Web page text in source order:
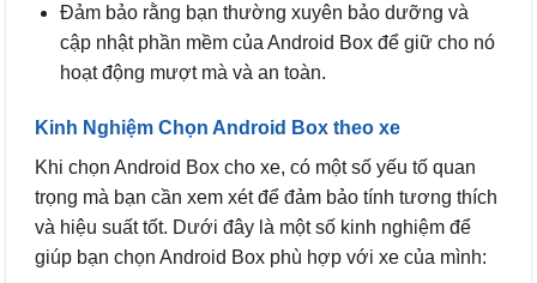
Đảm bảo rằng bạn thường xuyên bảo dưỡng và
cập nhật phần mềm của Android Box để giữ cho nó
hoạt động mượt mà và an toàn.
Kinh Nghiệm Chọn Android Box theo xe
Khi chọn Android Box cho xe, có một số yếu tố quan
trọng mà bạn cần xem xét để đảm bảo tính tương thích
và hiệu suất tốt. Dưới đây là một số kinh nghiệm để
giúp bạn chọn Android Box phù hợp với xe của mình: